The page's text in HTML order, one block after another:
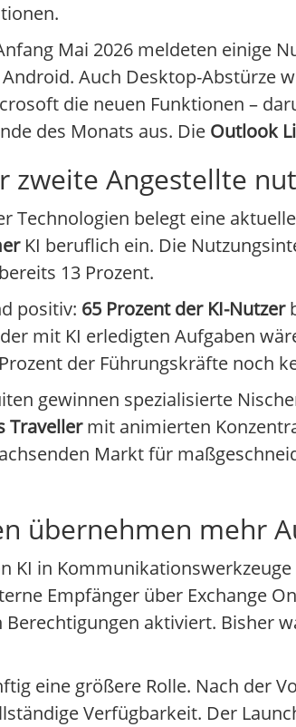
Mai 2026 meldeten einige
Auch Desktop-Abstürze
die neuen Funktionen –
des Monats aus. Die Outlook
zweite Angestellte
Technologien belegt eine
KI beruflich ein. Die
13 Prozent.
positiv: 65 Prozent der KI-Nutzer
mit KI erledigten Aufgaben
der Führungskräfte noch
gewinnen spezialisierte
Travellermit animierten
Markt für
übernehmen mehr
KI in
Empfänger über Exchange
aktiviert. Bisher
eine größere Rolle. Nach der
Verfügbarkeit. Der